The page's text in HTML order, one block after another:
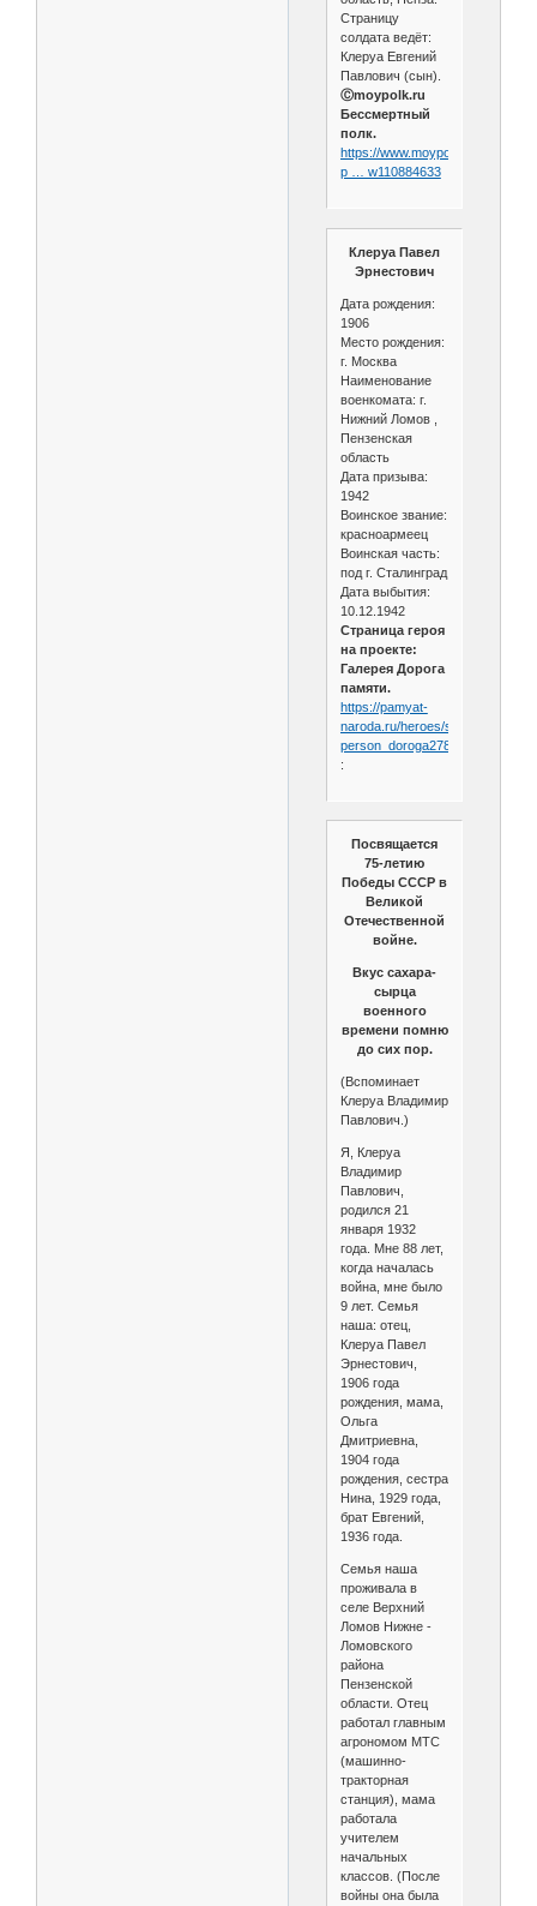
Страницу
солдата ведёт:
Клеруа Евгений
Павлович (сын).
Ⓒmoypolk.ru
Бессмертный
полк.
https://www.moypolk.ru/soldier/
p … w110884633
Клеруа Павел
Эрнестович
Дата рождения:
1906
Место рождения:
г. Москва
Наименование
военкомата: г.
Нижний Ломов ,
Пензенская
область
Дата призыва:
1942
Воинское звание:
красноармеец
Воинская часть:
под г. Сталинград
Дата выбытия:
10.12.1942
Страница героя
на проекте:
Галерея Дорога
памяти.
https://pamyat-
naroda.ru/heroes/sm-
person_doroga2789054
:
Посвящается
75-летию
Победы СССР в
Великой
Отечественной
войне.
Вкус сахара-
сырца
военного
времени помню
до сих пор.
(Вспоминает
Клеруа Владимир
Павлович.)
Я, Клеруа
Владимир
Павлович,
родился 21
января 1932
года. Мне 88 лет,
когда началась
война, мне было
9 лет. Семья
наша: отец,
Клеруа Павел
Эрнестович,
1906 года
рождения, мама,
Ольга
Дмитриевна,
1904 года
рождения, сестра
Нина, 1929 года,
брат Евгений,
1936 года.
Семья наша
проживала в
селе Верхний
Ломов Нижне -
Ломовского
района
Пензенской
области. Отец
работал главным
агрономом МТС
(машинно-
тракторная
станция), мама
работала
учителем
начальных
классов. (После
войны она была